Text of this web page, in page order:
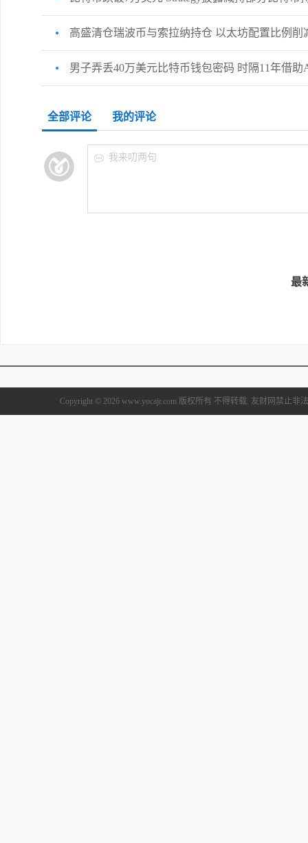
高盛清仓瑞波币与索拉纳持仓 以太坊配置比例削
男子弄丢40万美元比特币钱包密码 时隔11年借助
全部评论 我的评论
我来叨两句
最
Copyright © 2026 www.yocajr.com 版权所有 不得转载. 友财网禁止非